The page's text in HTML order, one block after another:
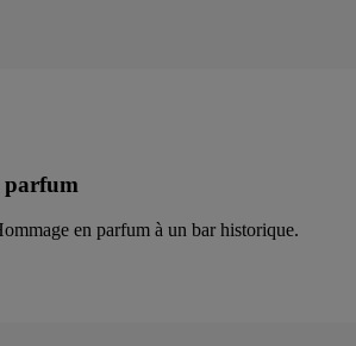
parfum
en parfum à un bar historique.